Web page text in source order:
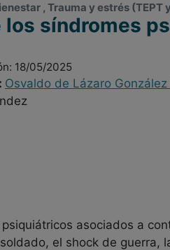
, Trauma y estrés (TEPT
los síndromes
18/05/2025
Osvaldo de Lázaro González
asociados a
el shock de guerra,